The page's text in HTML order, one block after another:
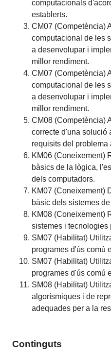
computacionals
establerts.
CM07 (Competència)
computacional de les
a desenvolupar i
millor rendiment.
CM07 (Competència)
computacional de les
a desenvolupar i
millor rendiment.
CM08 (Competència)
correcte d'una solució
requisits del problema
KM06 (Coneixement)
bàsics de la lògica,
dels computadors.
KM07 (Coneixement)
bàsic dels sistemes
KM08 (Coneixement)
sistemes i tecnologies
SM07 (Habilitat)
programes d'ús comú
SM07 (Habilitat)
programes d'ús comú
SM08 (Habilitat)
algorísmiques i de
adequades per a la
Continguts